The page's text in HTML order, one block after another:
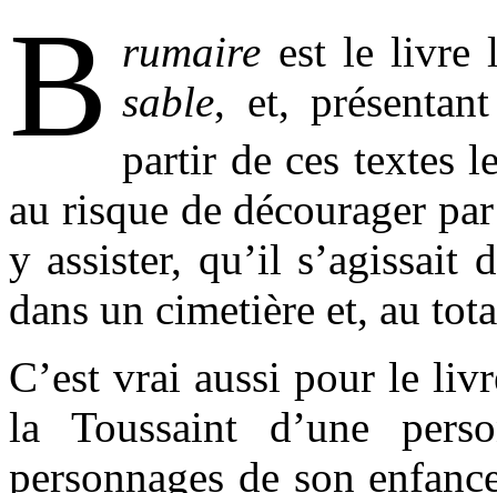
B rumaire est le livre
sable, et,
partir de ces textes
au risque de décourager
y assister, qu’il s’agissait
dans un cimetière et, au
C’est vrai aussi pour le
la Toussaint d’une
personnages de son